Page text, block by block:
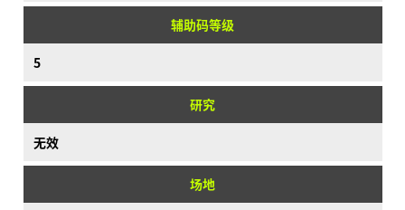
辅助码等级
5
研究
无效
场地